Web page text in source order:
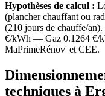
Hypothèses de calcul :
(plancher chauffant ou
(210 jours de chauffe/
€/kWh — Gaz 0.1264 €/
MaPrimeRénov' et CEE.
techniques à